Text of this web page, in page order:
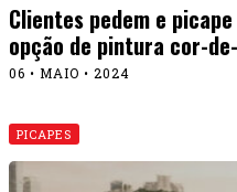
Clientes pedem e
opção de pintura cor-
06 • MAIO • 2024
PICAPES